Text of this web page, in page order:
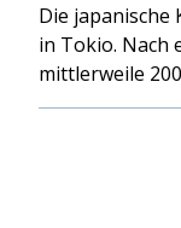
Die
in Tokio. Nach
mittlerweile